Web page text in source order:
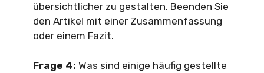
übersichtlicher zu gestalten. Beenden Sie
den Artikel mit einer Zusammenfassung
oder einem Fazit.
Frage 4: Was sind einige häufig gestellte